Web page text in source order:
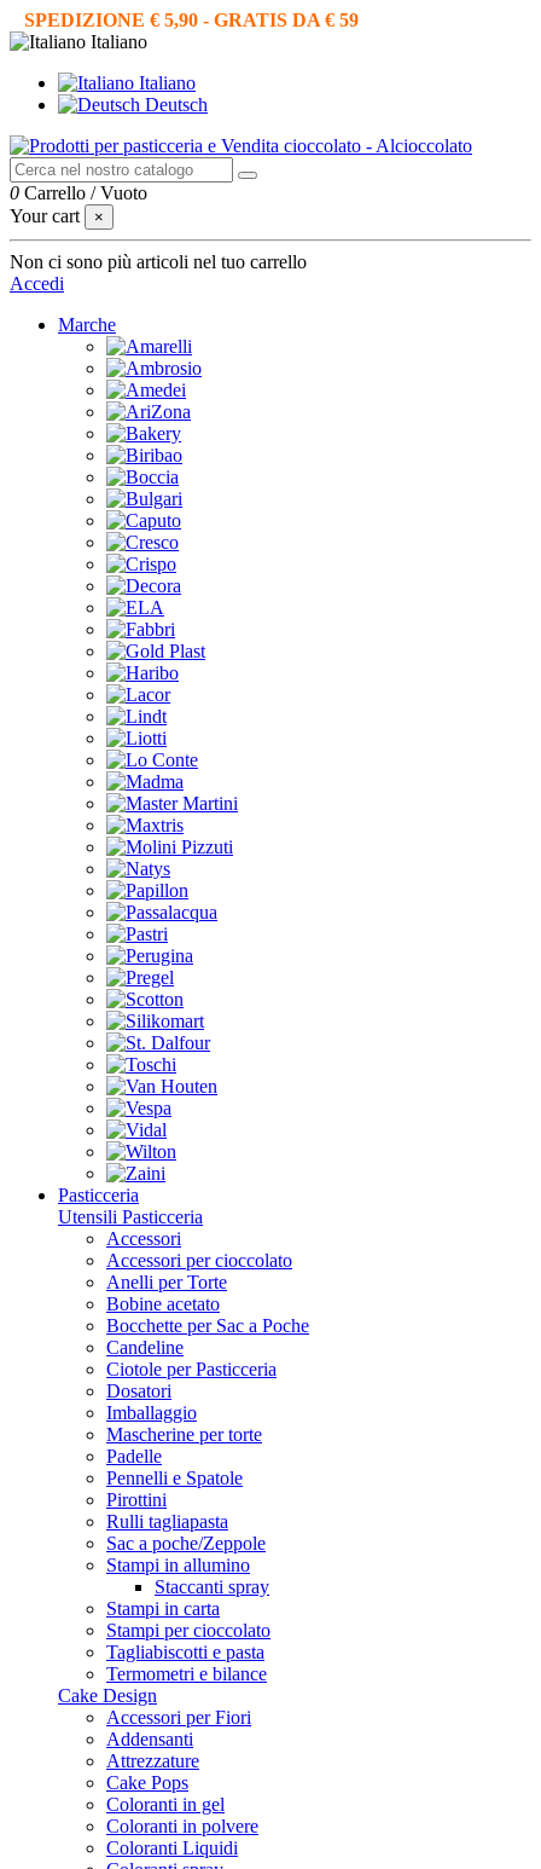
SPEDIZIONE € 5,90 - GRATIS DA € 59
Italiano
Italiano
Deutsch
0 Carrello /Vuoto
Your cart
×
Non ci sono più articoli nel tuo carrello
Accedi
Marche
Pasticceria
Utensili Pasticceria
Accessori
Accessori per cioccolato
Anelli per Torte
Bobine acetato
Bocchette per Sac a Poche
Candeline
Ciotole per Pasticceria
Dosatori
Imballaggio
Mascherine per torte
Padelle
Pennelli e Spatole
Pirottini
Rulli tagliapasta
Sac a poche/Zeppole
Stampi in allumino
Staccanti spray
Stampi in carta
Stampi per cioccolato
Tagliabiscotti e pasta
Termometri e bilance
Cake Design
Accessori per Fiori
Addensanti
Attrezzature
Cake Pops
Coloranti in gel
Coloranti in polvere
Coloranti Liquidi